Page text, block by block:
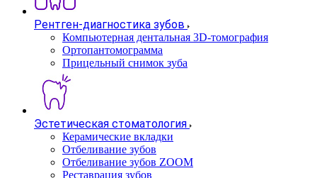
Рентген-диагностика зубов
Компьютерная дентальная 3D-томография
Ортопантомограмма
Прицельный снимок зуба
Эстетическая стоматология
Керамические вкладки
Отбеливание зубов
Отбеливание зубов ZOOM
Реставрация зубов